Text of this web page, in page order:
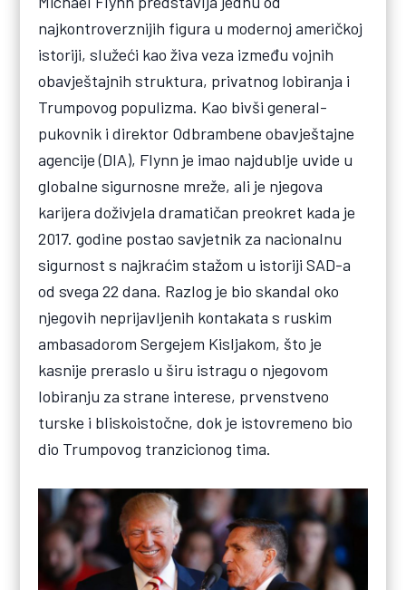
najkontroverznijih figura u modernoj američkoj
istoriji, služeći kao živa veza između vojnih
obavještajnih struktura, privatnog lobiranja i
Trumpovog populizma. Kao bivši general-
pukovnik i direktor Odbrambene obavještajne
agencije (DIA), Flynn je imao najdublje uvide u
globalne sigurnosne mreže, ali je njegova
karijera doživjela dramatičan preokret kada je
2017. godine postao savjetnik za nacionalnu
sigurnost s najkraćim stažom u istoriji SAD-a
od svega 22 dana. Razlog je bio skandal oko
njegovih neprijavljenih kontakata s ruskim
ambasadorom Sergejem Kisljakom, što je
kasnije preraslo u širu istragu o njegovom
lobiranju za strane interese, prvenstveno
turske i bliskoistočne, dok je istovremeno bio
dio Trumpovog tranzicionog tima.